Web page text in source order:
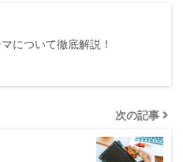
について徹底解説！
次の記事